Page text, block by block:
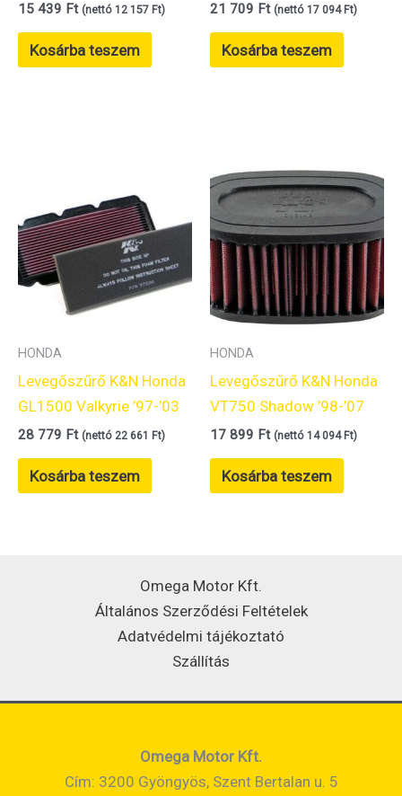
15 439 Ft (nettó 12 157 Ft)
Kosárba teszem
21 709 Ft (nettó 17 094 Ft)
Kosárba teszem
HONDA
Levegőszűrő K&N Honda
GL1500 Valkyrie ’97-’03
28 779 Ft (nettó 22 661 Ft)
Kosárba teszem
HONDA
Levegőszűrő K&N Honda
VT750 Shadow ’98-’07
17 899 Ft (nettó 14 094 Ft)
Kosárba teszem
Omega Motor Kft.
Általános Szerződési Feltételek
Adatvédelmi tájékoztató
Szállítás
Omega Motor Kft.
Cím: 3200 Gyöngyös, Szent Bertalan u. 5